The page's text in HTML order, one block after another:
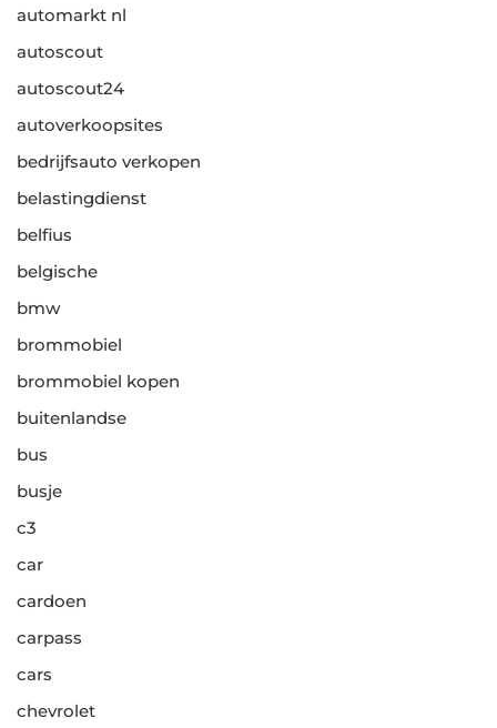
automarkt nl
autoscout
autoscout24
autoverkoopsites
bedrijfsauto verkopen
belastingdienst
belfius
belgische
bmw
brommobiel
brommobiel kopen
buitenlandse
bus
busje
c3
car
cardoen
carpass
cars
chevrolet